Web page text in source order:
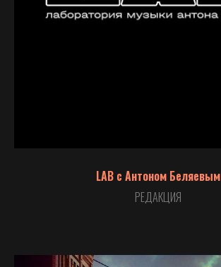
LAB с Антоном Беляевым
РЕДАКЦИЯ